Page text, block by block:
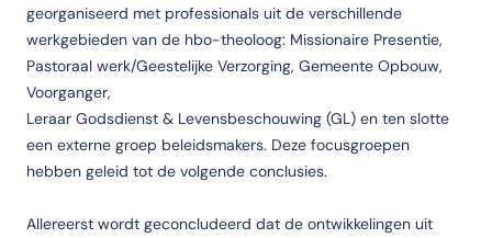
georganiseerd met professionals uit de verschillende
werkgebieden van de hbo-theoloog: Missionaire Presentie,
Pastoraal werk/Geestelijke Verzorging, Gemeente Opbouw,
Voorganger,
Leraar Godsdienst & Levensbeschouwing (GL) en ten slotte
een externe groep beleidsmakers. Deze focusgroepen
hebben geleid tot de volgende conclusies.
Allereerst wordt geconcludeerd dat de ontwikkelingen uit